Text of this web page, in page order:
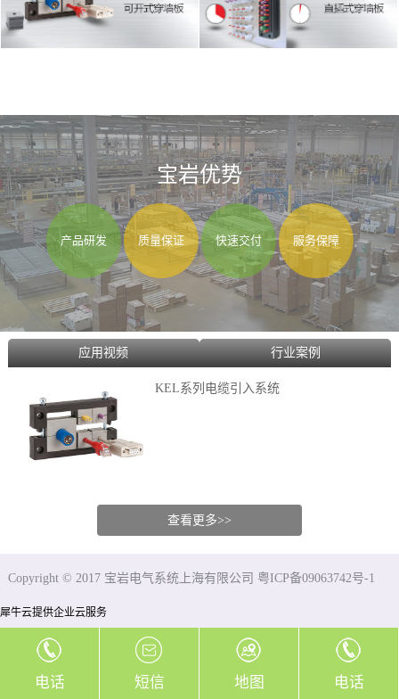
宝岩优势
产品研发 质量保证 快速交付 服务保障
应用视频 行业案例
KEL系列电缆引入系统
查看更多>>
Copyright © 2017 宝岩电气系统上海有限公司 粤ICP备09063742号-1
犀牛云提供企业云服务
电话 短信 地图 电话